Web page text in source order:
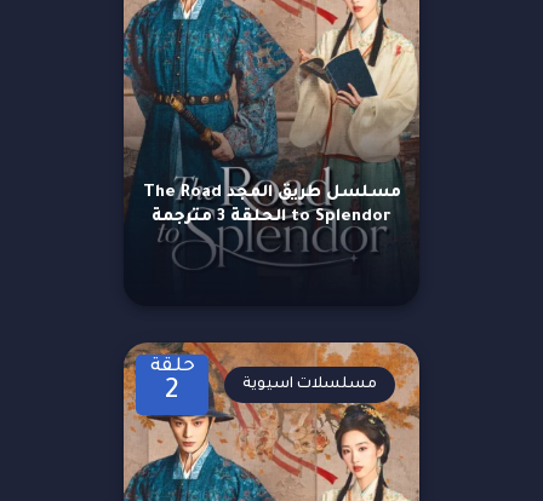
مسلسل طريق المجد The Road
to Splendor الحلقة 3 مترجمة
حلقة
2 مسلسلات اسيوية